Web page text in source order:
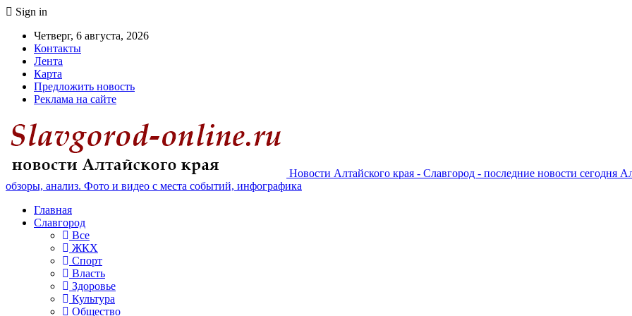
Sign in
Четверг, 6 августа, 2026
Контакты
Лента
Карта
Предложить новость
Реклама на сайте
Новости Алтайского края - Славгород - последние новости сегодня
обзоры, анализ. Фото и видео с места событий, инфографика
Главная
Славгород
Все
ЖКХ
Спорт
Власть
Здоровье
Культура
Общество